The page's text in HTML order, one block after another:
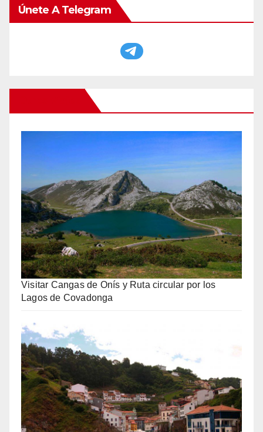
Únete A Telegram
Visitar Cangas de Onís y Ruta circular por los
Lagos de Covadonga